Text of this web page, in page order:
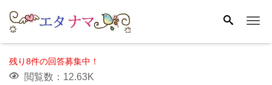
残り8件の回答募集中！
閲覧数：12.63K